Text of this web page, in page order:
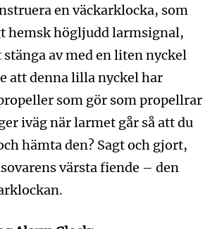
en väckarklocka, som
hemsk högljudd larmsignal,
av med en liten nyckel
att denna lilla nyckel har
som gör som propellrar
iväg när larmet går så att du
hämta den? Sagt och gjort,
värsta fiende – den